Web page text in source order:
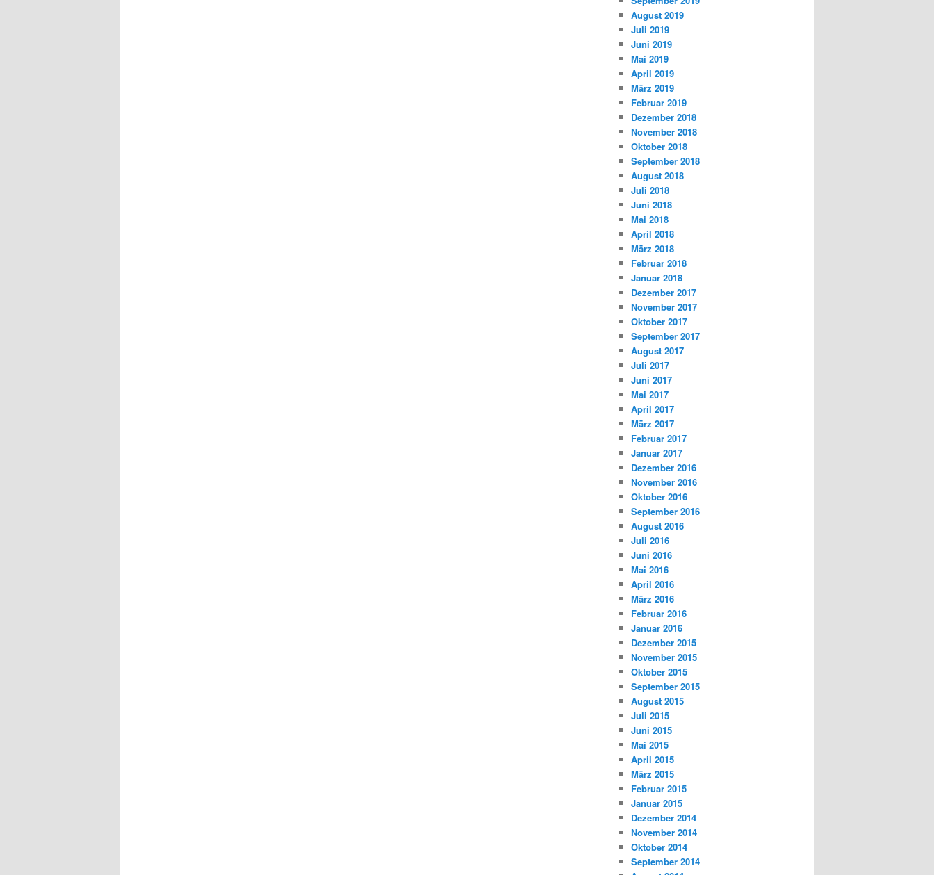
August 2019
Juli 2019
Juni 2019
Mai 2019
April 2019
März 2019
Februar 2019
Dezember 2018
November 2018
Oktober 2018
September 2018
August 2018
Juli 2018
Juni 2018
Mai 2018
April 2018
März 2018
Februar 2018
Januar 2018
Dezember 2017
November 2017
Oktober 2017
September 2017
August 2017
Juli 2017
Juni 2017
Mai 2017
April 2017
März 2017
Februar 2017
Januar 2017
Dezember 2016
November 2016
Oktober 2016
September 2016
August 2016
Juli 2016
Juni 2016
Mai 2016
April 2016
März 2016
Februar 2016
Januar 2016
Dezember 2015
November 2015
Oktober 2015
September 2015
August 2015
Juli 2015
Juni 2015
Mai 2015
April 2015
März 2015
Februar 2015
Januar 2015
Dezember 2014
November 2014
Oktober 2014
September 2014